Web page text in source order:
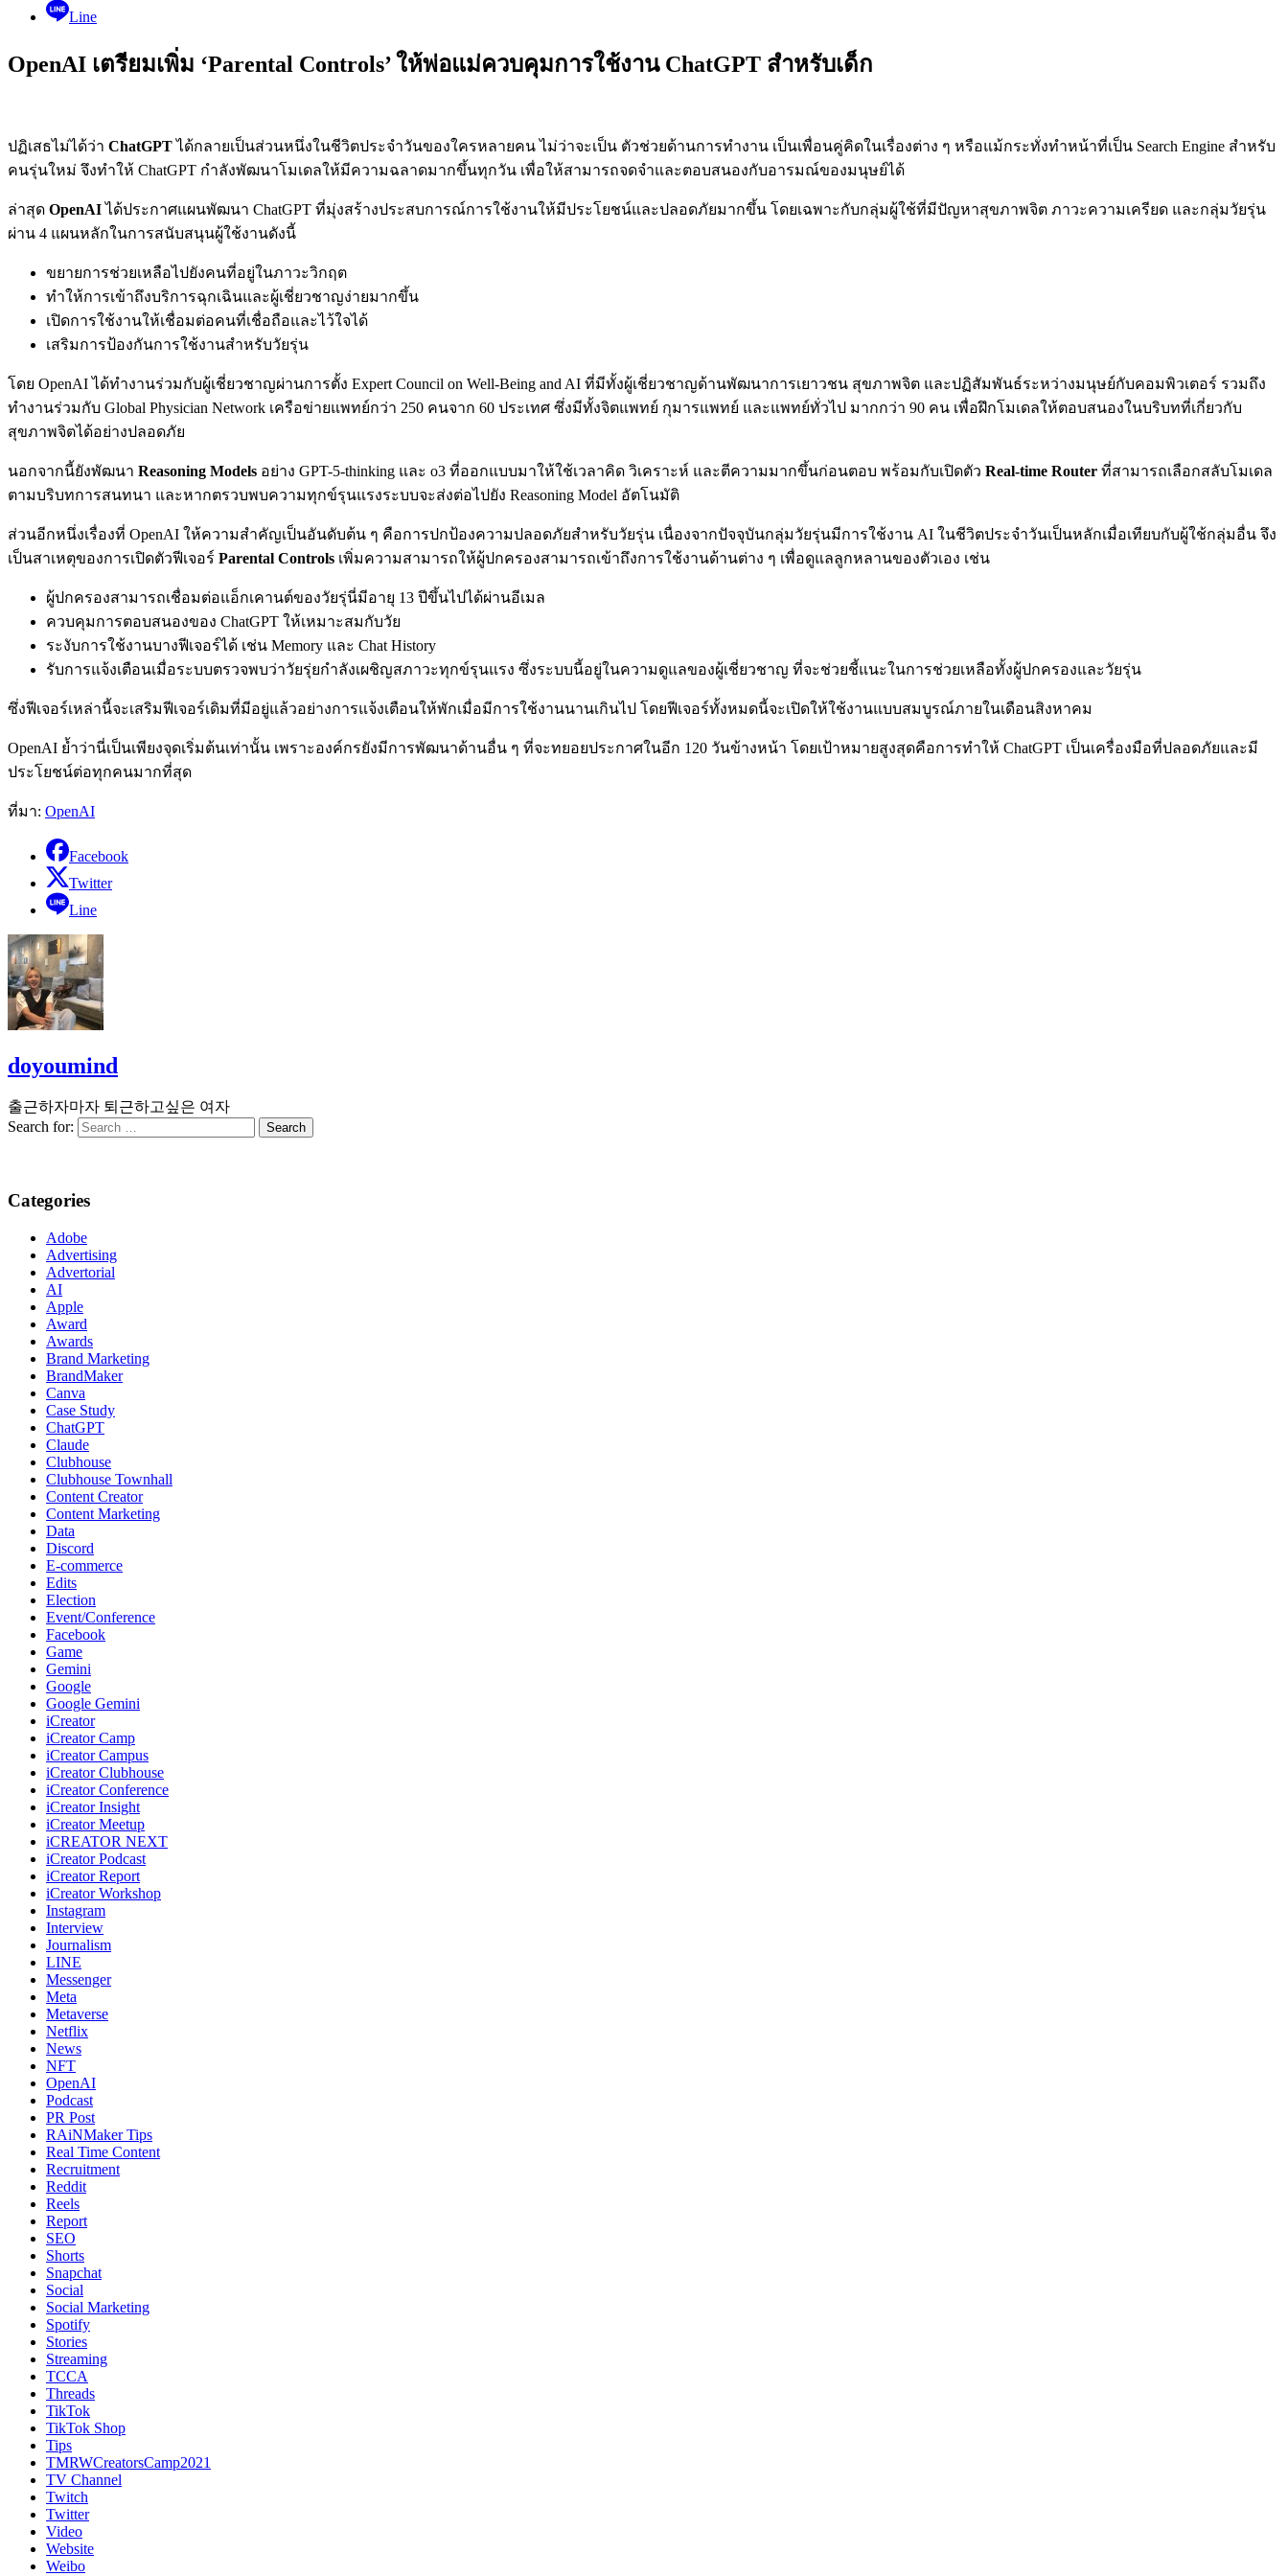
Line
OpenAI เตรียมเพิ่ม ‘Parental Controls’ ให้พ่อแม่ควบคุมการใช้งาน ChatGPT สำหรับเด็ก
ปฏิเสธไม่ได้ว่า ChatGPTได้กลายเป็นส่วนหนึ่งในชีวิตประจำวันของใครหลายคน ไม่ว่าจะเป็น ตัวช่วยด้านการทำงาน เป็นเพื่อนคู่คิดในเรื่องต่าง ๆ หรือแม้กระทั่งทำหน้าที่เป็น Search Engine สำหรับ
คนรุ่นใหม่ จึงทำให้ ChatGPT กำลังพัฒนาโมเดลให้มีความฉลาดมากขึ้นทุกวัน เพื่อให้สามารถจดจำและตอบสนองกับอารมณ์ของมนุษย์ได้
ล่าสุด OpenAIได้ประกาศแผนพัฒนา ChatGPT ที่มุ่งสร้างประสบการณ์การใช้งานให้มีประโยชน์และปลอดภัยมากขึ้น โดยเฉพาะกับกลุ่มผู้ใช้ที่มีปัญหาสุขภาพจิต ภาวะความเครียด และกลุ่มวัยรุ่น
ผ่าน 4 แผนหลักในการสนับสนุนผู้ใช้งานดังนี้
ขยายการช่วยเหลือไปยังคนที่อยู่ในภาวะวิกฤต
ทำให้การเข้าถึงบริการฉุกเฉินและผู้เชี่ยวชาญง่ายมากขึ้น
เปิดการใช้งานให้เชื่อมต่อคนที่เชื่อถือและไว้ใจได้
เสริมการป้องกันการใช้งานสำหรับวัยรุ่น
โดย OpenAI ได้ทำงานร่วมกับผู้เชี่ยวชาญผ่านการตั้ง Expert Council on Well-Being and AI ที่มีทั้งผู้เชี่ยวชาญด้านพัฒนาการเยาวชน สุขภาพจิต และปฏิสัมพันธ์ระหว่างมนุษย์กับคอมพิวเตอร์ รวมถึง
ทำงานร่วมกับ Global Physician Network เครือข่ายแพทย์กว่า 250 คนจาก 60 ประเทศ ซึ่งมีทั้งจิตแพทย์ กุมารแพทย์ และแพทย์ทั่วไป มากกว่า 90 คน เพื่อฝึกโมเดลให้ตอบสนองในบริบทที่เกี่ยวกับ
สุขภาพจิตได้อย่างปลอดภัย
นอกจากนี้ยังพัฒนา Reasoning Models อย่าง GPT-5-thinking และ o3 ที่ออกแบบมาให้ใช้เวลาคิด วิเคราะห์ และตีความมากขึ้นก่อนตอบ พร้อมกับเปิดตัว Real-time Router ที่สามารถเลือกสลับโมเดล
ตามบริบทการสนทนา และหากตรวบพบความทุกข์รุนแรงระบบจะส่งต่อไปยัง Reasoning Model อัตโนมัติ
ส่วนอีกหนึ่งเรื่องที่ OpenAI ให้ความสำคัญเป็นอันดับต้น ๆ คือการปกป้องความปลอดภัยสำหรับวัยรุ่น เนื่องจากปัจจุบันกลุ่มวัยรุ่นมีการใช้งาน AI ในชีวิตประจำวันเป็นหลักเมื่อเทียบกับผู้ใช้กลุ่มอื่น จึง
เป็นสาเหตุของการเปิดตัวฟีเจอร์ Parental Controls เพิ่มความสามารถให้ผู้ปกครองสามารถเข้าถึงการใช้งานด้านต่าง ๆ เพื่อดูแลลูกหลานของตัวเอง เช่น
ผู้ปกครองสามารถเชื่อมต่อแอ็กเคานต์ของวัยรุ่นี่มีอายุ 13 ปีขึ้นไปได้ผ่านอีเมล
ควบคุมการตอบสนองของ ChatGPT ให้เหมาะสมกับวัย
ระงับการใช้งานบางฟีเจอร์ได้ เช่น Memory และ Chat History
รับการแจ้งเตือนเมื่อระบบตรวจพบว่าวัยรุ่ยกำลังเผชิญสภาวะทุกข์รุนแรง ซึ่งระบบนี้อยู่ในความดูแลของผู้เชี่ยวชาญ ที่จะช่วยชี้แนะในการช่วยเหลือทั้งผู้ปกครองและวัยรุ่น
ซึ่งฟีเจอร์เหล่านี้จะเสริมฟีเจอร์เดิมที่มีอยู่แล้วอย่างการแจ้งเตือนให้พักเมื่อมีการใช้งานนานเกินไป โดยฟีเจอร์ทั้งหมดนี้จะเปิดให้ใช้งานแบบสมบูรณ์ภายในเดือนสิงหาคม
OpenAI ย้ำว่านี่เป็นเพียงจุดเริ่มต้นเท่านั้น เพราะองค์กรยังมีการพัฒนาด้านอื่น ๆ ที่จะทยอยประกาศในอีก 120 วันข้างหน้า โดยเป้าหมายสูงสุดคือการทำให้ ChatGPT เป็นเครื่องมือที่ปลอดภัยและมี
ประโยชน์ต่อทุกคนมากที่สุด
ที่มา: OpenAI
Facebook
Twitter
Line
doyoumind
출근하자마자 퇴근하고싶은 여자
Search for:
Categories
Adobe
Advertising
Advertorial
AI
Apple
Award
Awards
Brand Marketing
BrandMaker
Canva
Case Study
ChatGPT
Claude
Clubhouse
Clubhouse Townhall
Content Creator
Content Marketing
Data
Discord
E-commerce
Edits
Election
Event/Conference
Facebook
Game
Gemini
Google
Google Gemini
iCreator
iCreator Camp
iCreator Campus
iCreator Clubhouse
iCreator Conference
iCreator Insight
iCreator Meetup
iCREATOR NEXT
iCreator Podcast
iCreator Report
iCreator Workshop
Instagram
Interview
Journalism
LINE
Messenger
Meta
Metaverse
Netflix
News
NFT
OpenAI
Podcast
PR Post
RAiNMaker Tips
Real Time Content
Recruitment
Reddit
Reels
Report
SEO
Shorts
Snapchat
Social
Social Marketing
Spotify
Stories
Streaming
TCCA
Threads
TikTok
TikTok Shop
Tips
TMRWCreatorsCamp2021
TV Channel
Twitch
Twitter
Video
Website
Weibo